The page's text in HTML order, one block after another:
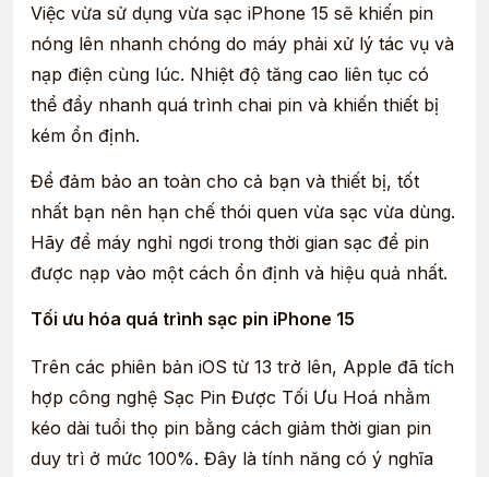
Việc vừa sử dụng vừa sạc iPhone 15 sẽ khiến pin
nóng lên nhanh chóng do máy phải xử lý tác vụ và
nạp điện cùng lúc. Nhiệt độ tăng cao liên tục có
thể đẩy nhanh quá trình chai pin và khiến thiết bị
kém ổn định.
Để đảm bảo an toàn cho cả bạn và thiết bị, tốt
nhất bạn nên hạn chế thói quen vừa sạc vừa dùng.
Hãy để máy nghỉ ngơi trong thời gian sạc để pin
được nạp vào một cách ổn định và hiệu quả nhất.
Tối ưu hóa quá trình sạc pin iPhone 15
Trên các phiên bản iOS từ 13 trở lên, Apple đã tích
hợp công nghệ Sạc Pin Được Tối Ưu Hoá nhằm
kéo dài tuổi thọ pin bằng cách giảm thời gian pin
duy trì ở mức 100%. Đây là tính năng có ý nghĩa